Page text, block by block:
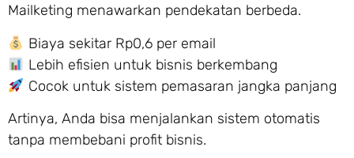
Mailketing menawarkan pendekatan berbeda.
Biaya sekitar Rp0,6 per email
Lebih efisien untuk bisnis berkembang
Cocok untuk sistem pemasaran jangka panjang
Artinya, Anda bisa menjalankan sistem otomatis
tanpa membebani profit bisnis.